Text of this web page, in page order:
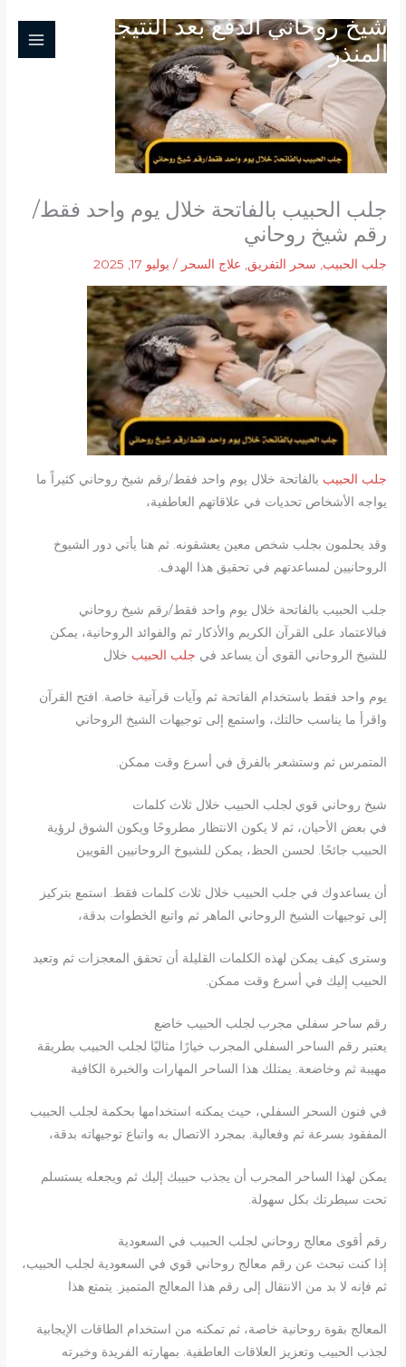
المحتوى
شيخ روحاني الدفع بعد النتيجة ابو
المنذر
جلب الحبيب بالفاتحة خلال يوم واحد فقط/
رقم شيخ روحاني
جلب الحبيب سحر التفريق علاج السحر / يوليو 17, 2025
جلب الحبيب بالفاتحة خلال يوم واحد فقط/رقم شيخ روحاني كثيراً ما
يواجه الأشخاص تحديات في علاقاتهم العاطفية،
وقد يحلمون بجلب شخص معين يعشقونه. ثم هنا يأتي دور الشيوخ
الروحانيين لمساعدتهم في تحقيق هذا الهدف.
جلب الحبيب بالفاتحة خلال يوم واحد فقط/رقم شيخ روحاني
فبالاعتماد على القرآن الكريم والأذكار ثم والفوائد الروحانية، يمكن
للشيخ الروحاني القوي أن يساعد في جلب الحبيب خلال
يوم واحد فقط باستخدام الفاتحة ثم وآيات قرآنية خاصة. افتح القرآن
واقرأ ما يناسب حالتك، واستمع إلى توجيهات الشيخ الروحاني
المتمرس ثم وستشعر بالفرق في أسرع وقت ممكن.
شيخ روحاني قوي لجلب الحبيب خلال ثلاث كلمات
في بعض الأحيان، ثم لا يكون الانتظار مطروحًا ويكون الشوق لرؤية
الحبيب جائحًا. لحسن الحظ، يمكن للشيوخ الروحانيين القويين
أن يساعدوك في جلب الحبيب خلال ثلاث كلمات فقط. استمع بتركيز
إلى توجيهات الشيخ الروحاني الماهر ثم واتبع الخطوات بدقة،
وسترى كيف يمكن لهذه الكلمات القليلة أن تحقق المعجزات ثم وتعيد
الحبيب إليك في أسرع وقت ممكن.
رقم ساحر سفلي مجرب لجلب الحبيب خاضع
يعتبر رقم الساحر السفلي المجرب خيارًا مثاليًا لجلب الحبيب بطريقة
مهيبة ثم وخاضعة. يمتلك هذا الساحر المهارات والخبرة الكافية
في فنون السحر السفلي، حيث يمكنه استخدامها بحكمة لجلب الحبيب
المفقود بسرعة ثم وفعالية. بمجرد الاتصال به واتباع توجيهاته بدقة،
يمكن لهذا الساحر المجرب أن يجذب حبيبك إليك ثم ويجعله يستسلم
تحت سيطرتك بكل سهولة.
رقم أقوى معالج روحاني لجلب الحبيب في السعودية
إذا كنت تبحث عن رقم معالج روحاني قوي في السعودية لجلب الحبيب،
ثم فإنه لا بد من الانتقال إلى رقم هذا المعالج المتميز. يتمتع هذا
المعالج بقوة روحانية خاصة، ثم تمكنه من استخدام الطاقات الإيجابية
لجذب الحبيب وتعزيز العلاقات العاطفية. بمهارته الفريدة وخبرته